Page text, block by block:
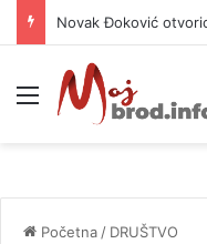
Novak Đoković
Meni
Početna / DRUŠTVO